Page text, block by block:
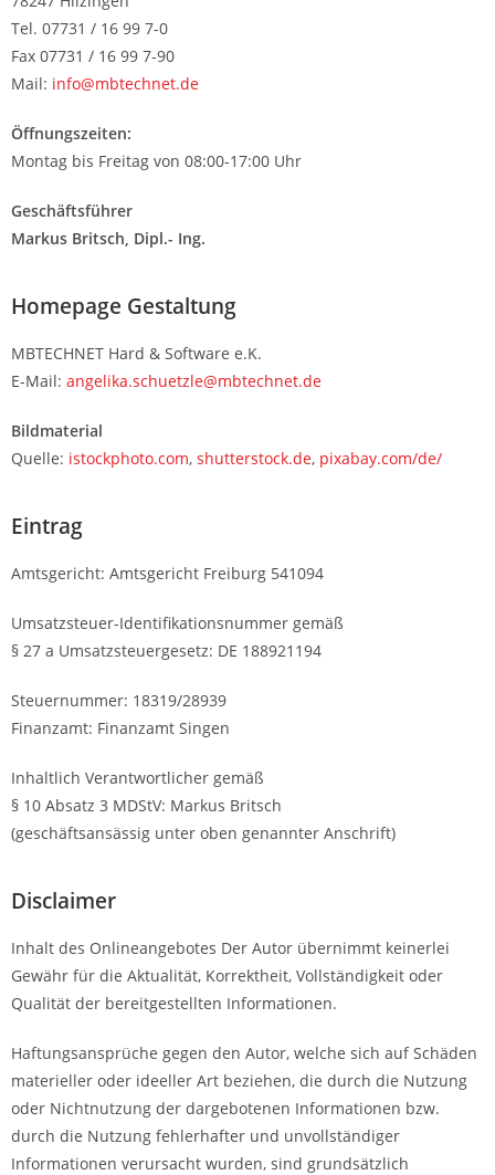
Tel. 07731 / 16 99 7-0
Fax 07731 / 16 99 7-90
Mail: info@mbtechnet.de
Öffnungszeiten:
Montag bis Freitag von 08:00-17:00 Uhr
Geschäftsführer
Markus Britsch, Dipl.- Ing.
Homepage Gestaltung
MBTECHNET Hard & Software e.K.
E-Mail: angelika.schuetzle@mbtechnet.de
Bildmaterial
Quelle: istockphoto.com, shutterstock.de, pixabay.com/de/
Eintrag
Amtsgericht: Amtsgericht Freiburg 541094
Umsatzsteuer-Identifikationsnummer gemäß
§ 27 a Umsatzsteuergesetz: DE 188921194
Steuernummer: 18319/28939
Finanzamt: Finanzamt Singen
Inhaltlich Verantwortlicher gemäß
§ 10 Absatz 3 MDStV: Markus Britsch
(geschäftsansässig unter oben genannter Anschrift)
Disclaimer
Inhalt des Onlineangebotes Der Autor übernimmt keinerlei
Gewähr für die Aktualität, Korrektheit, Vollständigkeit oder
Qualität der bereitgestellten Informationen.
Haftungsansprüche gegen den Autor, welche sich auf Schäden
materieller oder ideeller Art beziehen, die durch die Nutzung
oder Nichtnutzung der dargebotenen Informationen bzw.
durch die Nutzung fehlerhafter und unvollständiger
Informationen verursacht wurden, sind grundsätzlich